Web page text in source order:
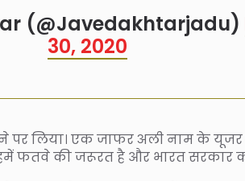
(@Javedakhtarjadu)
30, 2020
पर लिया। एक जाफर अली नाम के
फतवे की जरूरत है और भारत सरकार